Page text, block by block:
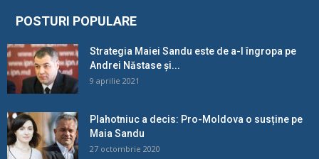
POSTURI POPULARE
Strategia Maiei Sandu este de a-l îngropa pe
Andrei Năstase și...
9 aprilie 2021
Plahotniuc a decis: Pro-Moldova o susține pe
Maia Sandu
27 octombrie 2020